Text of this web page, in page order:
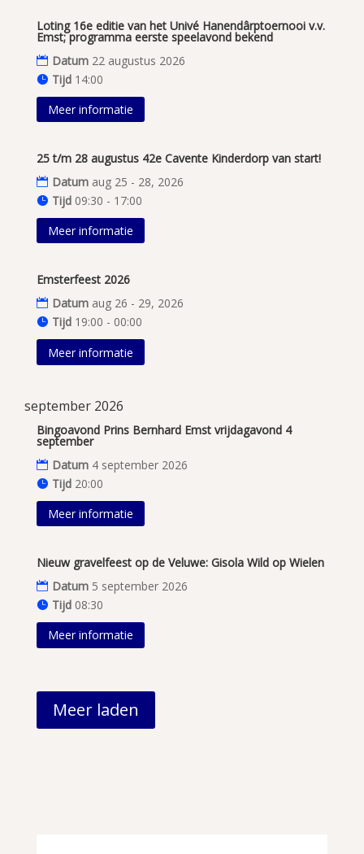
Loting 16e editie van het Univé Hanendârptoernooi v.v.
Emst; programma eerste speelavond bekend
Datum 22 augustus 2026
Tijd 14:00
Meer informatie
25 t/m 28 augustus 42e Cavente Kinderdorp van start!
Datum aug 25 - 28, 2026
Tijd 09:30 - 17:00
Meer informatie
Emsterfeest 2026
Datum aug 26 - 29, 2026
Tijd 19:00 - 00:00
Meer informatie
september 2026
Bingoavond Prins Bernhard Emst vrijdagavond 4
september
Datum 4 september 2026
Tijd 20:00
Meer informatie
Nieuw gravelfeest op de Veluwe: Gisola Wild op Wielen
Datum 5 september 2026
Tijd 08:30
Meer informatie
Meer laden